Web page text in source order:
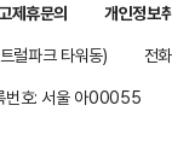
제휴문의
개인정보
럴파크 타워동)
전
번호: 서울 아00055